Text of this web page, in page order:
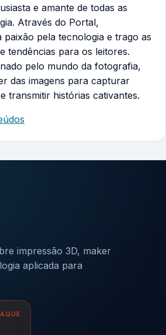
e amante de todas as
Através do Portal,
pela tecnologia e trago as
tendências para os leitores.
pelo mundo da fotografia,
das imagens para capturar
transmitir histórias cativantes.
impressão 3D, maker
aplicada para